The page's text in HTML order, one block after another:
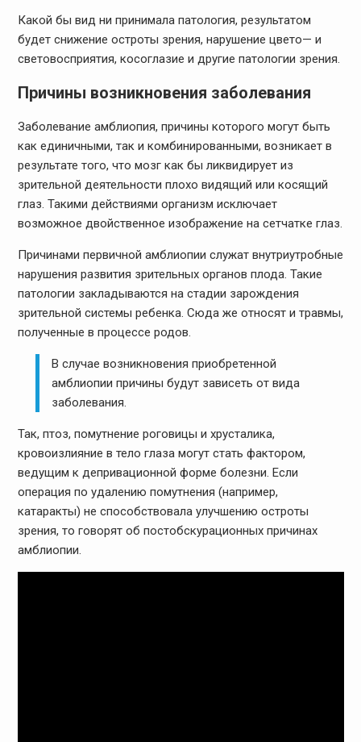
Какой бы вид ни принимала патология, результатом
будет снижение остроты зрения, нарушение цвето— и
световосприятия, косоглазие и другие патологии зрения.
Причины возникновения заболевания
Заболевание амблиопия, причины которого могут быть
как единичными, так и комбинированными, возникает в
результате того, что мозг как бы ликвидирует из
зрительной деятельности плохо видящий или косящий
глаз. Такими действиями организм исключает
возможное двойственное изображение на сетчатке глаз.
Причинами первичной амблиопии служат внутриутробные
нарушения развития зрительных органов плода. Такие
патологии закладываются на стадии зарождения
зрительной системы ребенка. Сюда же относят и травмы,
полученные в процессе родов.
В случае возникновения приобретенной
амблиопии причины будут зависеть от вида
заболевания.
Так, птоз, помутнение роговицы и хрусталика,
кровоизлияние в тело глаза могут стать фактором,
ведущим к депривационной форме болезни. Если
операция по удалению помутнения (например,
катаракты) не способствовала улучшению остроты
зрения, то говорят об постобскурационных причинах
амблиопии.